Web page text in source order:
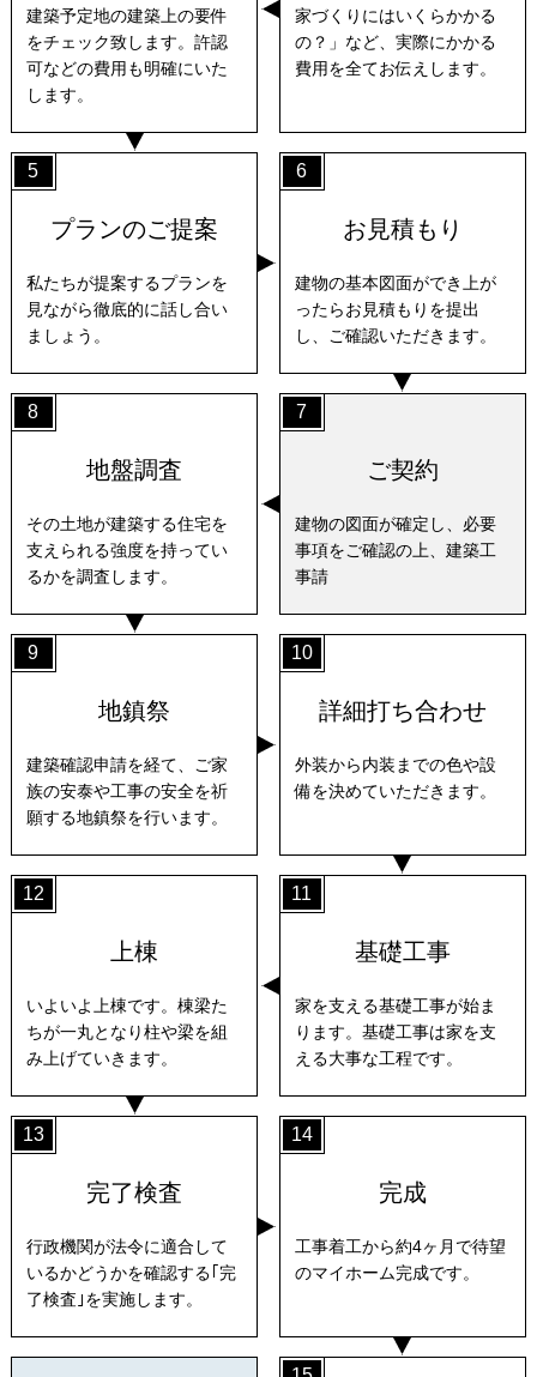
建築予定地の建築上の要件
をチェック致します。許認
可などの費用も明確にいた
します。
家づくりにはいくらかかる
の？」など、実際にかかる
費用を全てお伝えします。
5
プランのご提案
私たちが提案するプランを
見ながら徹底的に話し合い
ましょう。
6
お見積もり
建物の基本図面ができ上が
ったらお見積もりを提出
し、ご確認いただきます。
8
地盤調査
その土地が建築する住宅を
支えられる強度を持ってい
るかを調査します。
7
ご契約
建物の図面が確定し、必要
事項をご確認の上、建築工
事請
9
地鎮祭
建築確認申請を経て、ご家
族の安泰や工事の安全を祈
願する地鎮祭を行います。
10
詳細打ち合わせ
外装から内装までの色や設
備を決めていただきます。
12
上棟
いよいよ上棟です。棟梁た
ちが一丸となり柱や梁を組
み上げていきます。
11
基礎工事
家を支える基礎工事が始ま
ります。基礎工事は家を支
える大事な工程です。
13
完了検査
行政機関が法令に適合して
いるかどうかを確認する｢完
了検査｣を実施します。
14
完成
工事着工から約4ヶ月で待望
のマイホーム完成です。